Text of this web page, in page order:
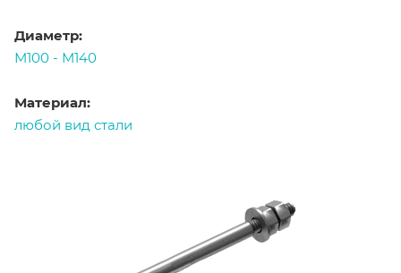
Диаметр:
М100 - М140
Материал:
любой вид стали